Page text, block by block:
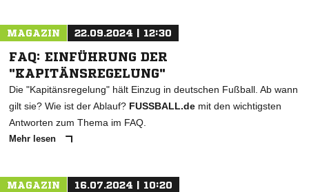
MAGAZIN 22.09.2024 | 12:30
FAQ: EINFÜHRUNG DER
"KAPITÄNSREGELUNG"
Die "Kapitänsregelung" hält Einzug in deutschen Fußball. Ab wann
gilt sie? Wie ist der Ablauf? FUSSBALL.de mit den wichtigsten
Antworten zum Thema im FAQ.
Mehr lesen
MAGAZIN 16.07.2024 | 10:20